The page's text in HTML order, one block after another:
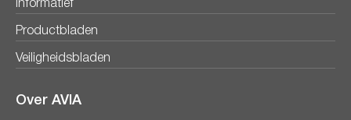
Informatief
Productbladen
Veiligheidsbladen
Over AVIA